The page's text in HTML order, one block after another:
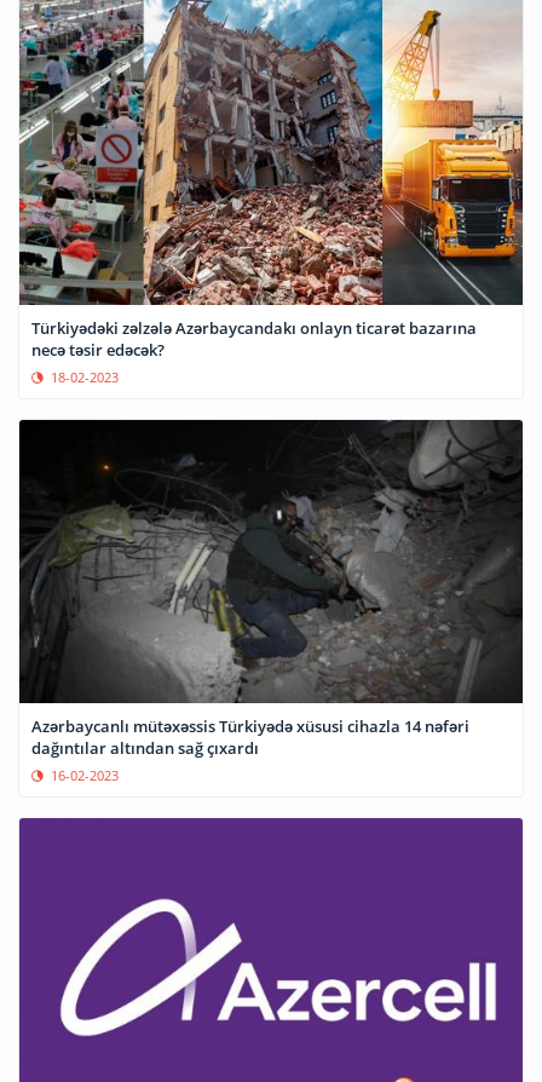
Türkiyədəki zəlzələ Azərbaycandakı onlayn ticarət bazarına
necə təsir edəcək?
18-02-2023
Azərbaycanlı mütəxəssis Türkiyədə xüsusi cihazla 14 nəfəri
dağıntılar altından sağ çıxardı
16-02-2023